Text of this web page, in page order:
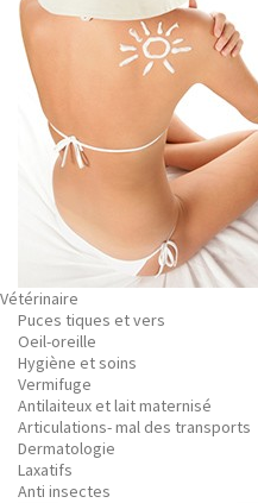
Vétérinaire
Puces tiques et vers
Oeil-oreille
Hygiène et soins
Vermifuge
Antilaiteux et lait maternisé
Articulations- mal des transports
Dermatologie
Laxatifs
Anti insectes